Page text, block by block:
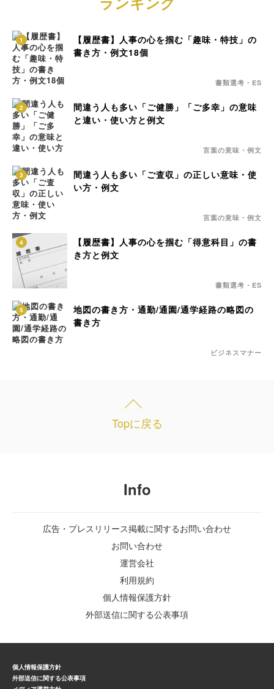
1
【履歴書】人事の心を掴む「趣味・特技」の
書き方・例文18個
書類選考・ES
2
間違う人も多い「ご健勝」「ご多幸」の意味
と違い・使い方と例文
言葉の意味・例文
3
間違う人も多い「ご査収」の正しい意味・使
い方・例文
言葉の意味・例文
4
【履歴書】人事の心を掴む「得意科目」の書
き方と例文
書類選考・ES
5
地図の書き方・通勤/通園/通学経路の略図の
書き方
ビジネスマナー
Topに戻る
Info
広告・プレスリリース掲載に関するお問い合わせ
お問い合わせ
運営会社
利用規約
個人情報保護方針
外部送信に関する公表事項
個人情報保護方針
外部送信に関する公表事項